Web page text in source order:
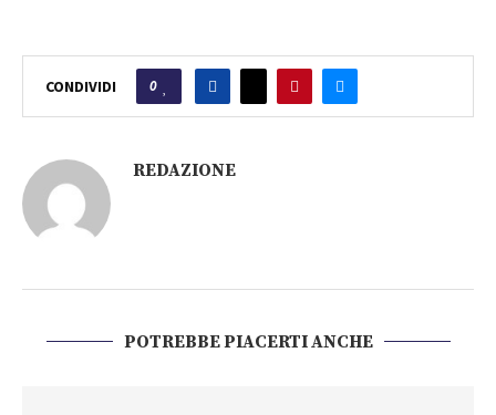
CONDIVIDI 0
REDAZIONE
POTREBBE PIACERTI ANCHE